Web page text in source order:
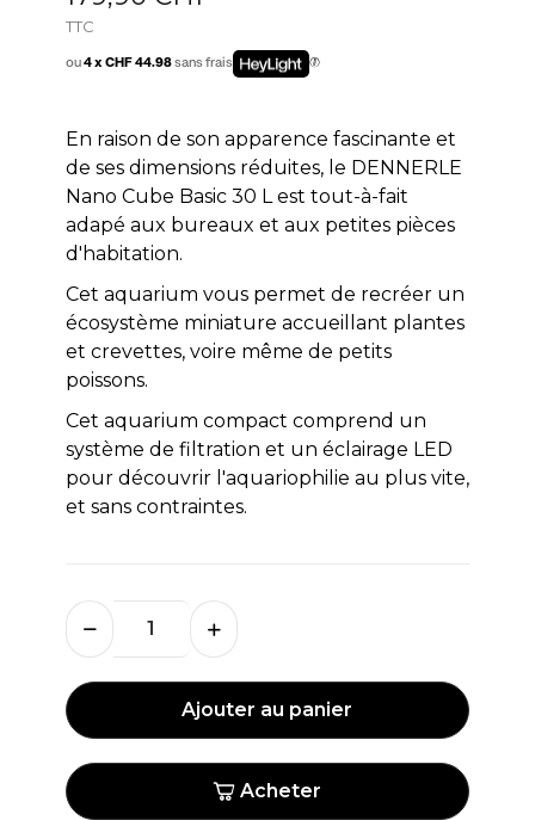
TTC
ou4 x CHF 44.98sans frais
En raison de son apparence fascinante et
de ses dimensions réduites, le DENNERLE
Nano Cube Basic 30 L est tout-à-fait
adapé aux bureaux et aux petites pièces
d'habitation.
Cet aquarium vous permet de recréer un
écosystème miniature accueillant plantes
et crevettes, voire même de petits
poissons.
Cet aquarium compact comprend un
système de filtration et un éclairage LED
pour découvrir l'aquariophilie au plus vite,
et sans contraintes.
Ajouter au panier
Acheter